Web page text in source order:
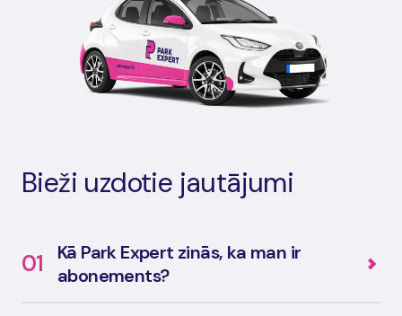
Bieži uzdotie jautājumi
01
Kā Park Expert zinās, ka man ir
abonements?